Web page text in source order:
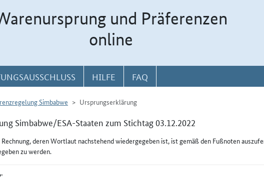
und Präferenzen
online
HILFE FAQ
Simbabwe Ursprungserklärung
Simbabwe/ESA-Staaten zum Stichtag 03.12.2022
deren Wortlaut nachstehend wiedergegeben ist, ist gemäß den Fußnoten
zu werden.